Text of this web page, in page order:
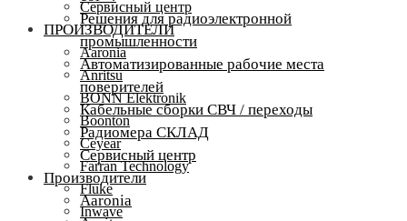
Сервисный центр
ПРОИЗВОДИТЕЛИ
Aaronia
Anritsu
BONN Elektronik
Boonton
Ceyear
Farran Technology
Fluke
Inwave
Решения для радиоэлектронной
промышленности
Автоматизированные рабочие места
поверителей
Кабельные сборки СВЧ / переходы
Радиомера СКЛАД
Сервисный центр
Производители
Aaronia